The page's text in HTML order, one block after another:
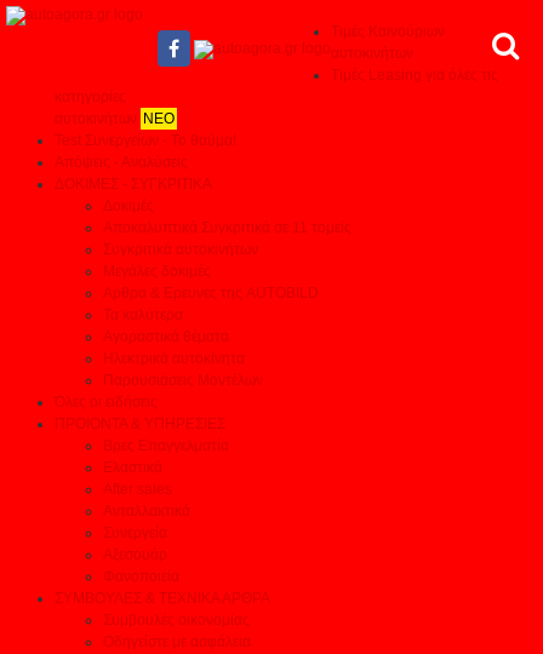
Τιμές Καινούριων
αυτοκινήτων
Τιμές Leasing για όλες τις
κατηγορίες
αυτοκινήτων ΝΕΟ
Test Συνεργείων - Το θαύμα!
Απόψεις - Αναλύσεις
ΔΟΚΙΜΕΣ - ΣΥΓΚΡΙΤΙΚΑ
Δοκιμές
Αποκαλυπτικά Συγκριτικά σε 11 τομείς
Συγκριτικά αυτοκινήτων
Μεγάλες δοκιμές
Αρθρα & Ερευνες της AUTOBILD
Τα καλύτερα
Αγοραστικά θέματα
Ηλεκτρικά αυτοκίνητα
Παρουσιάσεις Μοντέλων
Όλες οι ειδήσεις
ΠΡΟΙΟΝΤΑ & ΥΠΗΡΕΣΙΕΣ
Βρες Επαγγελματία
Ελαστικά
After sales
Ανταλλακτικά
Συνεργεία
Αξεσουάρ
Φανοποιεία
ΣΥΜΒΟΥΛΕΣ & ΤΕΧΝΙΚΑ ΑΡΘΡΑ
Συμβουλές οικονομίας
Οδηγείστε με ασφάλεια